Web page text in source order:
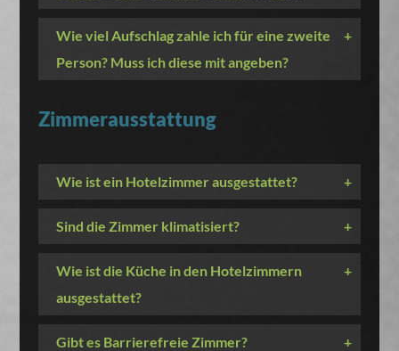
Wie viel Aufschlag zahle ich für eine zweite
Person? Muss ich diese mit angeben?
+
Zimmerausstattung
Wie ist ein Hotelzimmer ausgestattet? +
Sind die Zimmer klimatisiert? +
Wie ist die Küche in den Hotelzimmern
ausgestattet?
+
Gibt es Barrierefreie Zimmer? +